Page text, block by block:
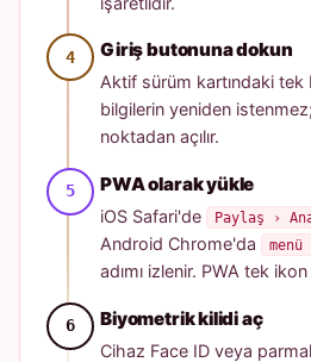
Giriş butonuna dokun
Aktif sürüm kartındaki
bilgilerin yeniden
noktadan açılır.
PWA olarak yükle
iOS Safari'de Paylaş ›
Android Chrome'da
adımı izlenir. PWA tek
Biyometrik kilidi aç
Cihaz Face ID veya